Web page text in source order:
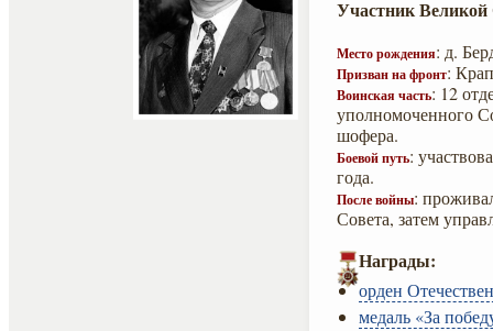
Участник
Место рождения: д.
Призван на фронт:
Воинская часть: 12
уполномоченного
шофера.
Боевой путь:
года.
После войны:
Совета, затем
Награды:
орден
медаль «За